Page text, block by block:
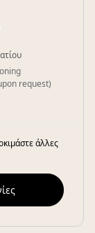
request)
άλλες